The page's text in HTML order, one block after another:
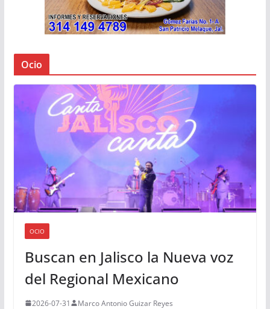
Ocio
OCIO
Buscan en Jalisco la Nueva voz
del Regional Mexicano
2026-07-31 Marco Antonio Guizar Reyes